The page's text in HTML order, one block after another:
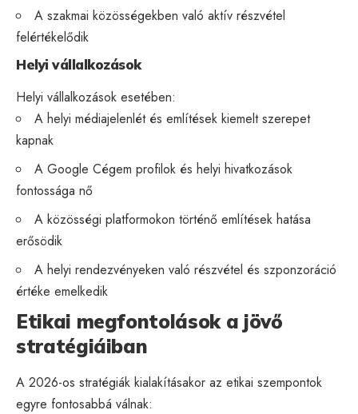
A szakmai közösségekben való aktív részvétel
felértékelődik
Helyi vállalkozások
Helyi vállalkozások esetében:
A helyi médiajelenlét és említések kiemelt szerepet
kapnak
A Google Cégem profilok és helyi hivatkozások
fontossága nő
A közösségi platformokon történő említések hatása
erősödik
A helyi rendezvényeken való részvétel és szponzoráció
értéke emelkedik
Etikai megfontolások a jövő
stratégiáiban
A 2026-os stratégiák kialakításakor az etikai szempontok
egyre fontosabbá válnak: